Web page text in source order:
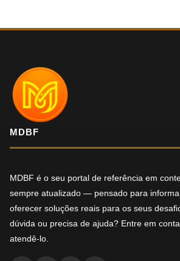
MDBF
MDBF é o seu portal de referência em
sempre atualizado — pensado para
oferecer soluções reais para os seus
dúvida ou precisa de ajuda? Entre em
atendê-lo.